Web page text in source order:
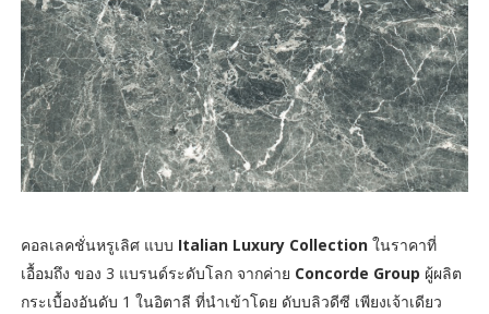
คอลเลคชั่นหรูเลิศ แบบ Italian Luxury Collectionในราคาที่
เอื้อมถึง ของ 3 แบรนด์ระดับโลก จากค่าย Concorde Group ผู้ผลิต
กระเบื้องอันดับ 1 ในอิตาลี ที่นำเข้าโดย ดับบลิวดีซี เพียงเจ้าเดียว